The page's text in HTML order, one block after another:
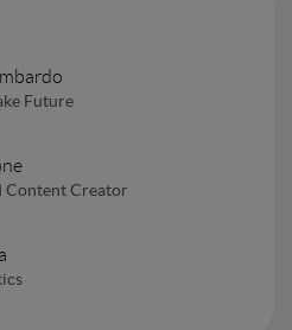
Future
Content Creator